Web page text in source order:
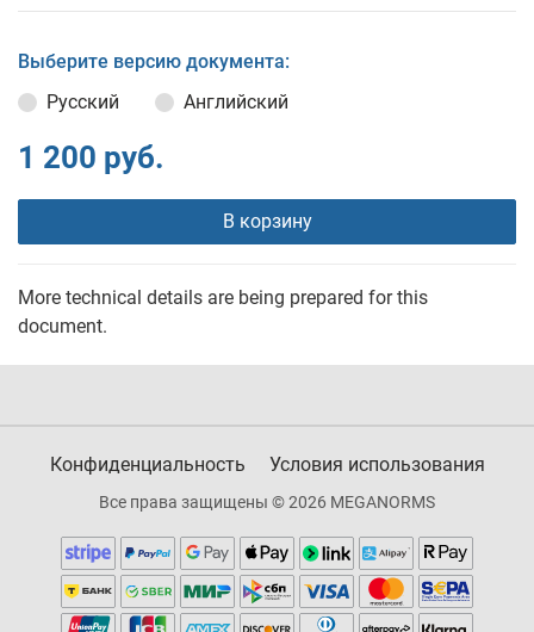
Выберите версию документа:
Русский
Английский
1 200 руб.
В корзину
More technical details are being prepared for this
document.
Конфиденциальность Условия использования
Все права защищены © 2026 MEGANORMS